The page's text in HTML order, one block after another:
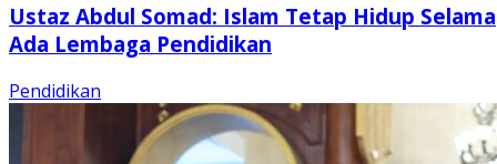
Ustaz Abdul Somad: Islam Tetap Hidup Selama
Ada Lembaga Pendidikan
Pendidikan